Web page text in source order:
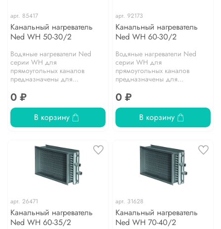
арт. 85417
Канальный нагреватель
Ned WH 50-30/2
Водяные нагреватели Ned
серии WH для
прямоугольных каналов
предназначены для...
0 ₽
В корзину
арт. 92173
Канальный нагреватель
Ned WH 60-30/2
Водяные нагреватели Ned
серии WH для
прямоугольных каналов
предназначены для...
0 ₽
В корзину
арт. 26471
Канальный нагреватель
Ned WH 60-35/2
арт. 31628
Канальный нагреватель
Ned WH 70-40/2